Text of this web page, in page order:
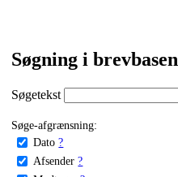
Søgning i brevbasen
Søgetekst
Søge-afgrænsning:
Dato ?
Afsender ?